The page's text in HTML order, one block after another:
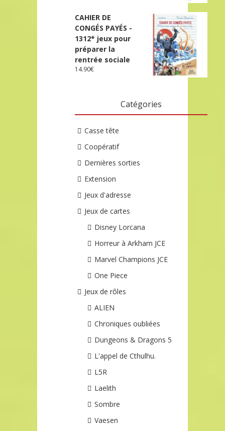
CAHIER DE
CONGÉS PAYÉS -
1312* jeux pour
préparer la
rentrée sociale
14.90€
Catégories
Casse tête
Coopératif
Dernières sorties
Extension
Jeux d'adresse
Jeux de cartes
Disney Lorcana
Horreur à Arkham JCE
Marvel Champions JCE
One Piece
Jeux de rôles
ALIEN
Chroniques oubliées
Dungeons & Dragons 5
L'appel de Cthulhu.
L5R
Laelith
Sombre
Vaesen